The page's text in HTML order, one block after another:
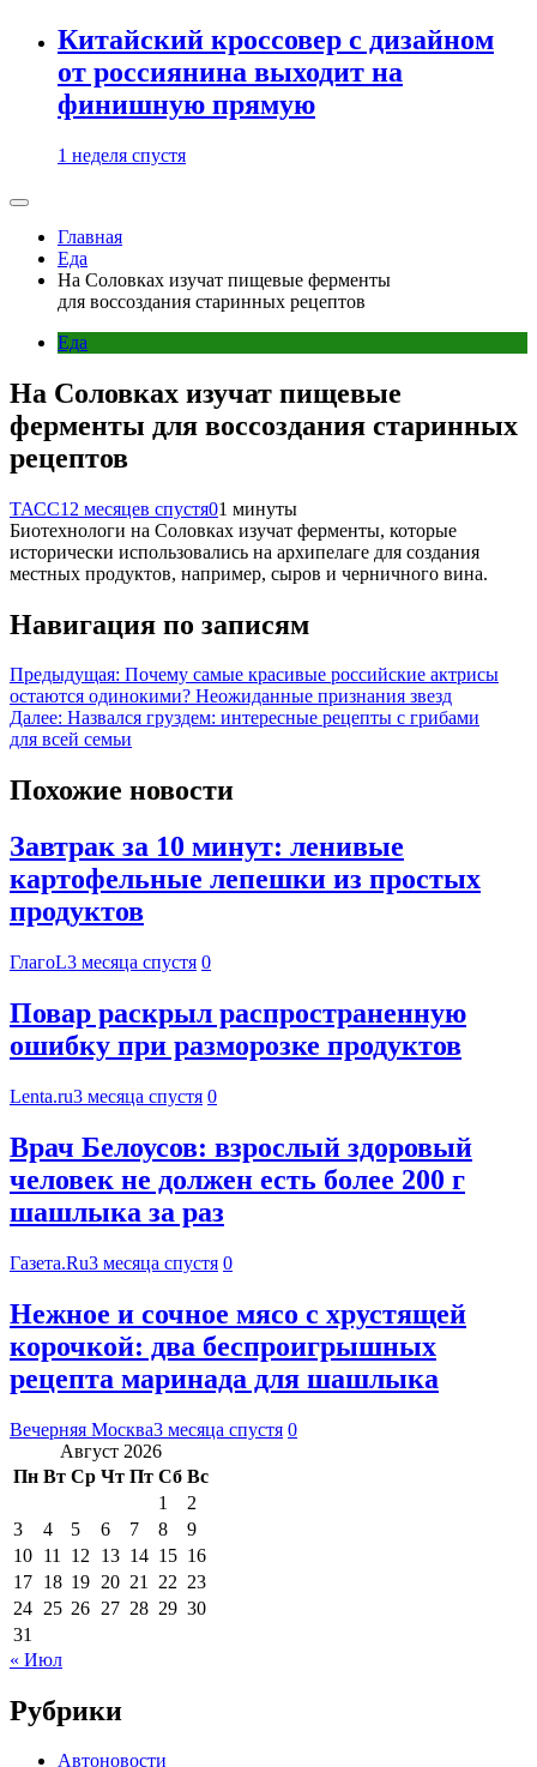
Китайский кроссовер с дизайном
от россиянина выходит на
финишную прямую
1 неделя спустя
Главная
Еда
На Соловках изучат пищевые ферменты
для воссоздания старинных рецептов
Еда
На Соловках изучат пищевые
ферменты для воссоздания старинных
рецептов
ТАСС12 месяцев спустя01 минуты
Биотехнологи на Соловках изучат ферменты, которые
исторически использовались на архипелаге для создания
местных продуктов, например, сыров и черничного вина.
Навигация по записям
Предыдущая: Почему самые красивые российские актрисы
остаются одинокими? Неожиданные признания звезд
Далее: Назвался груздем: интересные рецепты с грибами
для всей семьи
Похожие новости
Завтрак за 10 минут: ленивые
картофельные лепешки из простых
продуктов
ГлагоL3 месяца спустя 0
Повар раскрыл распространенную
ошибку при разморозке продуктов
Lenta.ru3 месяца спустя 0
Врач Белоусов: взрослый здоровый
человек не должен есть более 200 г
шашлыка за раз
Газета.Ru3 месяца спустя 0
Нежное и сочное мясо с хрустящей
корочкой: два беспроигрышных
рецепта маринада для шашлыка
Вечерняя Москва3 месяца спустя 0
Август 2026
Пн Вт Ср Чт Пт Сб Вс
1
2
3
4 5 6 7 8
9
10 11 12 13 14 15 16
17 18 19 20 21 22 23
24 25 26 27 28 29 30
31
« Июл
Рубрики
Автоновости